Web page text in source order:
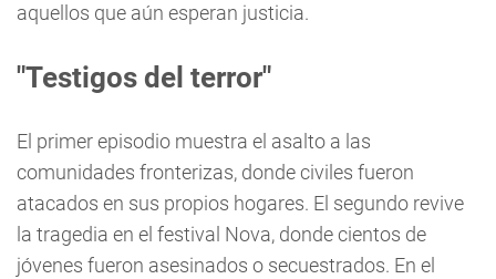
aquellos que aún esperan justicia.
"Testigos del terror"
El primer episodio muestra el asalto a las
comunidades fronterizas, donde civiles fueron
atacados en sus propios hogares. El segundo revive
la tragedia en el festival Nova, donde cientos de
jóvenes fueron asesinados o secuestrados. En el